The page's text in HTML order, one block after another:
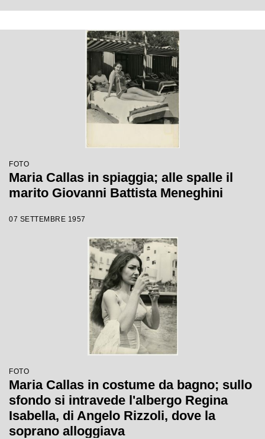
FOTO
Maria Callas in spiaggia; alle spalle il
marito Giovanni Battista Meneghini
07 SETTEMBRE 1957
FOTO
Maria Callas in costume da bagno; sullo
sfondo si intravede l'albergo Regina
Isabella, di Angelo Rizzoli, dove la
soprano alloggiava